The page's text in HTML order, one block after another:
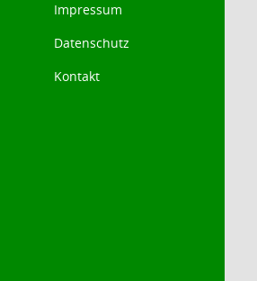
Impressum
Datenschutz
Kontakt